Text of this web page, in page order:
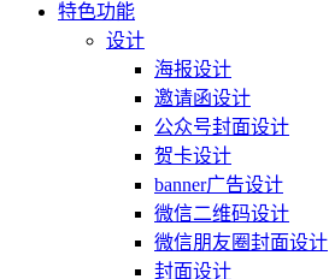
特色功能
设计
海报设计
邀请函设计
公众号封面设计
贺卡设计
banner广告设计
微信二维码设计
微信朋友圈封面设计
封面设计